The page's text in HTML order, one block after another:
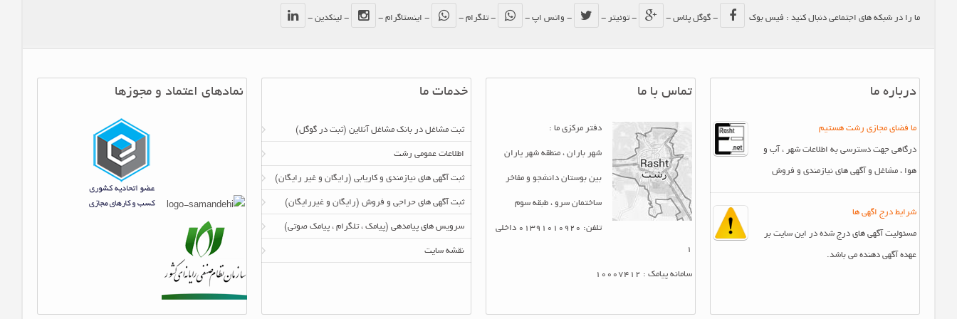
ما را در شبکه های اجتماعی دنبال کنید : فیس بوک - گوگل پلاس - - توئیتر - - واتس اپ - - تلگرام - - اینستاگرام - - لینکدین -
درباره ما
ما فضای مجازی رشت هستیم
درگاهی جهت دسترسی به اطلاعات شهر ، آب و
هوا ، مشاغل و آگهی های نیازمندی و فروش
شرایط درج اگهی ها
مسئولیت آگهی های درج شده در این سایت بر
عهده آگهی دهنده می باشد.
تماس با ما
دفتر مرکزی ما :
شهر باران ، منطقه شهر یاران
بین بوستان دانشجو و مفاخر
ساختمان سرو ، طبقه سوم
تلفن: 01391010920 داخلی
1
سامانه پیامک : 10007412
خدمات ما
ثبت مشاغل در بانک مشاغل آنلاین (ثبت در گوگل)
اطلاعات عمومی رشت
ثبت آگهی های نیازمندی و کاریابی (رایگان و غیر رایگان)
ثبت آگهی های حراجی و فروش (رایگان و غیررایگان)
سرویس های پیامدهی (پیامک ، تلگرام ، پیامک صوتی)
نقشه سایت
نمادهای اعتماد و مجوزها